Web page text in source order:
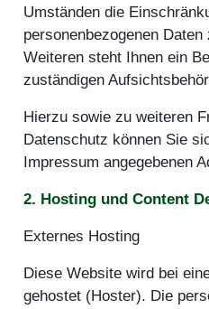
Umständen die
personenbezogenen
Weiteren steht Ihnen ein
zuständigen
Hierzu sowie zu weiteren
Datenschutz können Sie
Impressum angegebenen
2. Hosting und Content
Externes Hosting
Diese Website wird bei
gehostet (Hoster). Die